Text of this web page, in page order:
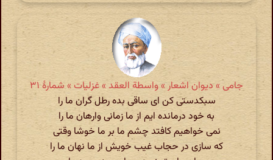
جامی » دیوان اشعار » واسطة العقد » غزلیات » شمارهٔ ۳۱
سبکدستی کن ای ساقی بده رطل گران ما را
به خود درمانده ایم از ما زمانی وارهان ما را
نمی خواهیم کافتد چشم ما بر ما خوشا وقتی
که سازی در حجاب غیب خویش از ما نهان ما را